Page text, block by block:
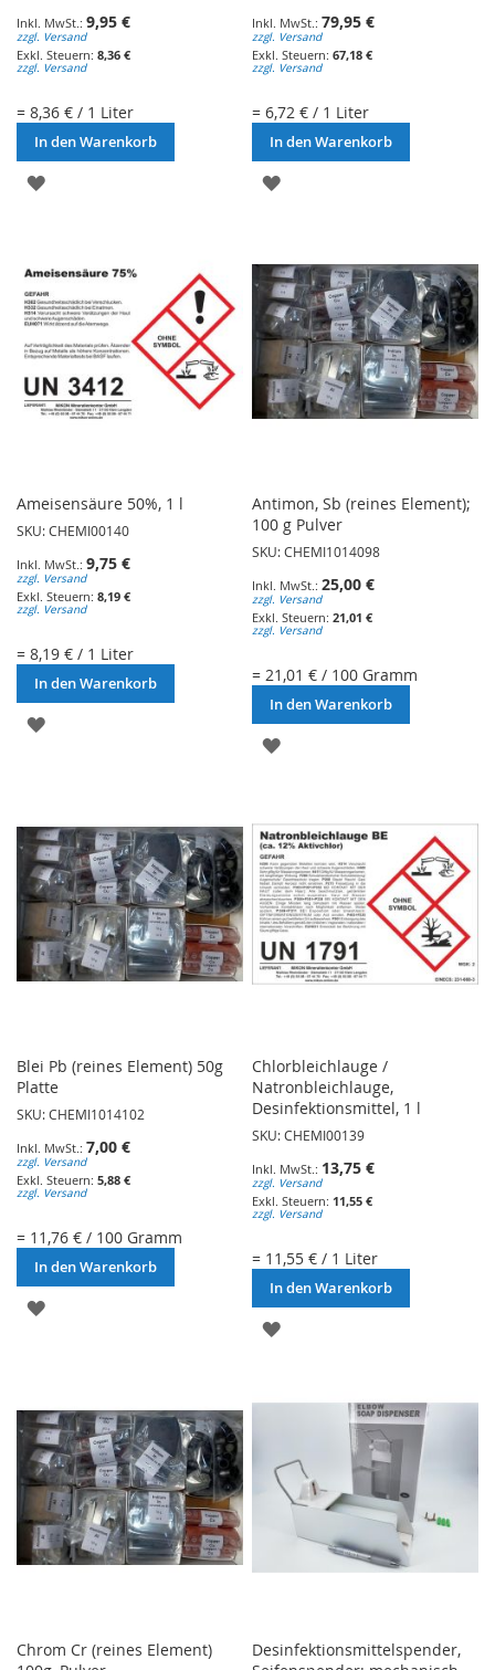
9,95 €
zzgl. Versand
8,36 €
zzgl. Versand
= 8,36 € / 1 Liter
In den Warenkorb
ZUR
79,95 €
zzgl. Versand
67,18 €
zzgl. Versand
= 6,72 € / 1 Liter
In den Warenkorb
ZUR
Ameisensäure 50%, 1 l
SKU: CHEMI00140
9,75 €
zzgl. Versand
8,19 €
zzgl. Versand
= 8,19 € / 1 Liter
In den Warenkorb
ZUR
Antimon, Sb (reines Element);
100 g Pulver
SKU: CHEMI1014098
25,00 €
zzgl. Versand
21,01 €
zzgl. Versand
= 21,01 € / 100 Gramm
In den Warenkorb
ZUR
HINZUFÜGEN
Blei Pb (reines Element) 50g
Platte
SKU: CHEMI1014102
7,00 €
zzgl. Versand
5,88 €
zzgl. Versand
= 11,76 € / 100 Gramm
In den Warenkorb
ZUR
Chlorbleichlauge /
Natronbleichlauge,
Desinfektionsmittel, 1 l
SKU: CHEMI00139
13,75 €
zzgl. Versand
11,55 €
zzgl. Versand
= 11,55 € / 1 Liter
In den Warenkorb
ZUR
HINZUFÜGEN
Chrom Cr (reines Element)
Desinfektionsmittelspender,